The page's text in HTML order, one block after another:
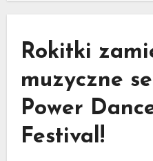
Rokitki
muzyczne
Power
Festival!